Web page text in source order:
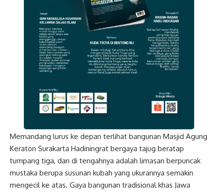
Memandang lurus ke depan terlihat bangunan Masjid Agung
Keraton Surakarta Hadiningrat bergaya tajug beratap
tumpang tiga, dan di tengahnya adalah limasan berpuncak
mustaka berupa susunan kubah yang ukurannya semakin
mengecil ke atas. Gaya bangunan tradisional khas Jawa